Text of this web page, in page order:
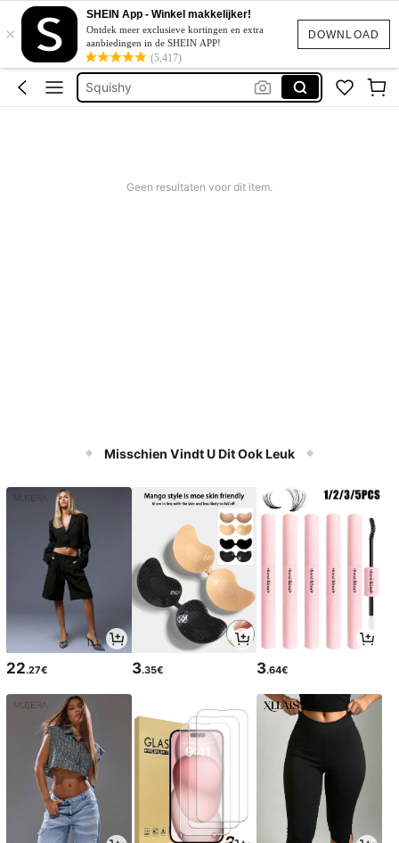
DOWNLOAD
×
SHEIN App - Winkel makkelijker!
Ontdek meer exclusieve kortingen en extra
aanbiedingen in de SHEIN APP!
(5,417)
Corrigerend Badpak
Katoen
Squishy
Geen resultaten voor dit item.
Misschien Vindt U Dit Ook Leuk
22.27€ 3.35€ 3.64€